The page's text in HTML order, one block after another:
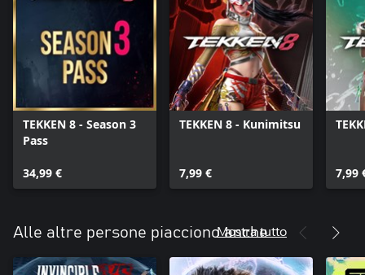
TEKKEN 8 - Season 3
Pass
34,99 €
TEKKEN 8 - Kunimitsu
7,99 € 7,99
Alle altre persone piacciono anche
Mostra tutto